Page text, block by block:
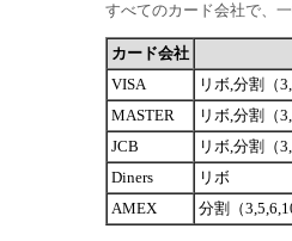
すべてのカード会社で、
カード会社
VISA
リボ,分割（
MASTER
リボ,分割（
JCB
リボ,分割（
Diners
リボ
AMEX
分割（